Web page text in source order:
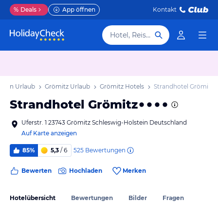
% Deals App öffnen Kontakt
Hotel, Reiseziel
Urlaub Grömitz Urlaub Grömitz Hotels Strandhotel Grömitz
Strandhotel Grömitz
Uferstr. 1 23743 Grömitz Schleswig-Holstein Deutschland
Auf Karte anzeigen
85% 5,3 / 6 525 Bewertungen
Bewerten Hochladen Merken
Hotelübersicht Bewertungen Bilder Fragen